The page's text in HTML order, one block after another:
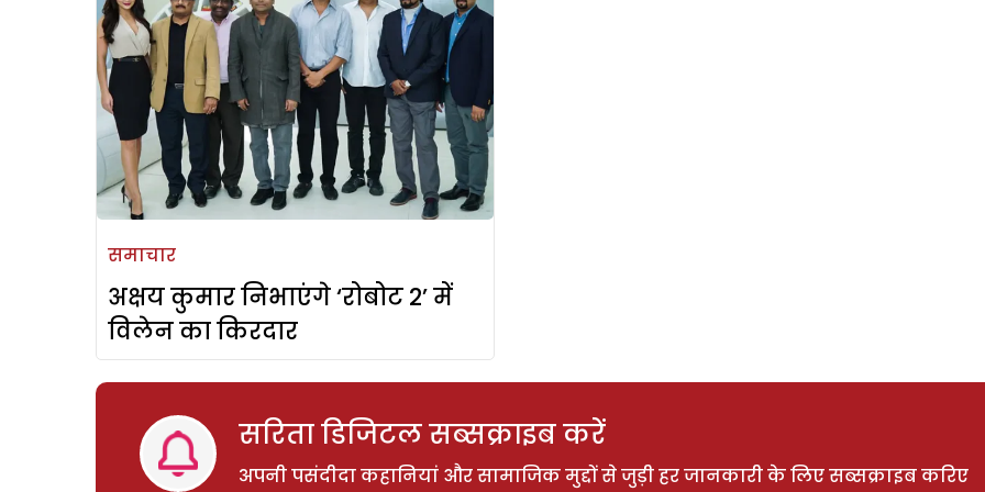
समाचार
अक्षय कुमार निभाएंगे ‘रोबोट 2’ में
विलेन का किरदार
सरिता डिजिटल सब्सक्राइब करें
अपनी पसंदीदा कहानियां और सामाजिक मुद्दों से जुड़ी हर जानकारी के लिए सब्सक्राइब करिए